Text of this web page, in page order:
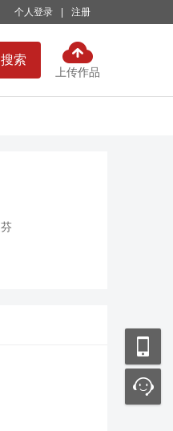
个人登录 注册
搜索
上传作品